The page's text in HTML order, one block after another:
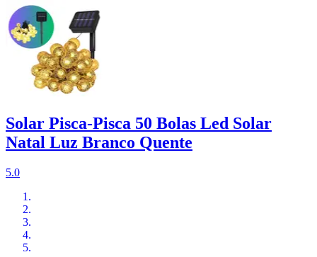
Solar Pisca-Pisca 50 Bolas Led Solar
Natal Luz Branco Quente
5.0